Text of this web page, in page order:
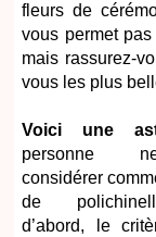
fleurs de
vous permet
mais rassurez-
vous les plus
Voici une
personne
considérer
de
d’abord, le